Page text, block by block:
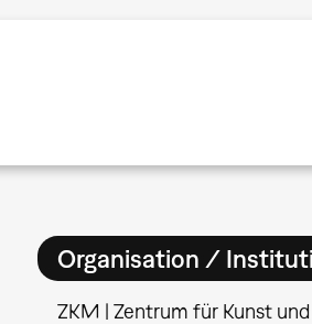
Organisation /
ZKM | Zentrum für Kunst